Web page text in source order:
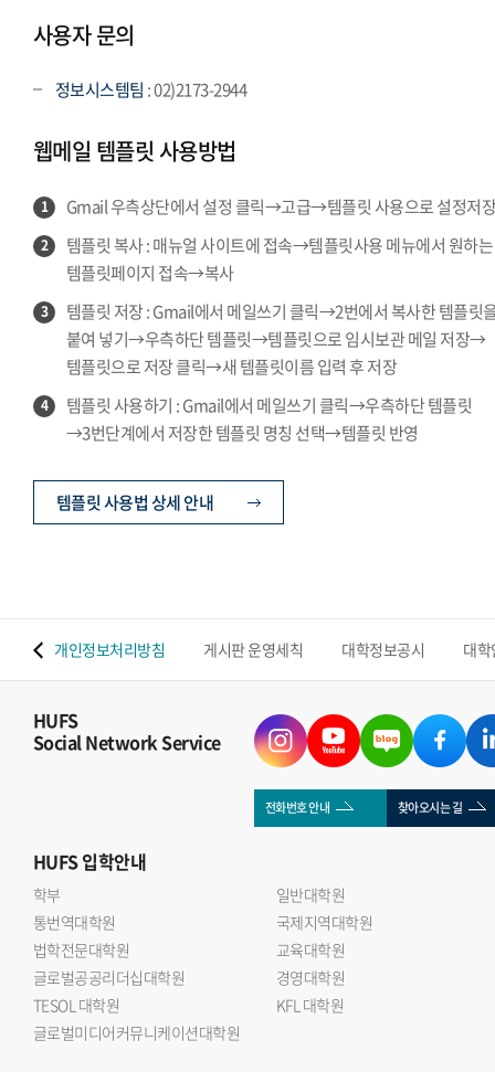
사용자 문의
정보시스템팀 : 02)2173-2944
웹메일 템플릿 사용방법
1 Gmail 우측상단에서 설정 클릭→고급→템플릿 사용으로 설정저
2
템플릿 복사 : 매뉴얼 사이트에 접속→템플릿사용 메뉴에서 원하는
템플릿페이지 접속→복사
3
템플릿 저장 : Gmail에서 메일쓰기 클릭→2번에서 복사한 템플릿
붙여 넣기→우측하단 템플릿→템플릿으로 임시보관 메일 저장→
템플릿으로 저장 클릭→새 템플릿이름 입력 후 저장
4
템플릿 사용하기 : Gmail에서 메일쓰기 클릭→우측하단 템플릿
→3번단계에서 저장한 템플릿 명칭 선택→템플릿 반영
템플릿 사용법 상세 안내
개인정보처리방침 게시판 운영세칙 대학정보공시 대
HUFS
Social Network Service
전화번호 안내 찾아오시는 길
HUFS입학안내
학부
일반대학원
통번역대학원
국제지역대학원
법학전문대학원
교육대학원
글로벌공공리더십대학원
경영대학원
TESOL 대학원
KFL 대학원
글로벌미디어커뮤니케이션대학원